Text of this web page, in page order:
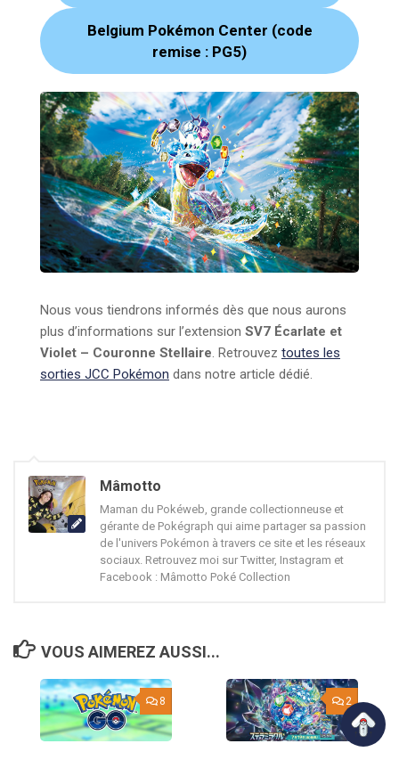
Belgium Pokémon Center (code
remise : PG5)
Nous vous tiendrons informés dès que nous aurons
plus d’informations sur l’extension SV7 Écarlate et
Violet – Couronne Stellaire. Retrouvez toutes les
sorties JCC Pokémon dans notre article dédié.
Mâmotto
Maman du Pokéweb, grande collectionneuse et
gérante de Pokégraph qui aime partager sa passion
de l'univers Pokémon à travers ce site et les réseaux
sociaux. Retrouvez moi sur Twitter, Instagram et
Facebook : Mâmotto Poké Collection
VOUS AIMEREZ AUSSI...
8 2